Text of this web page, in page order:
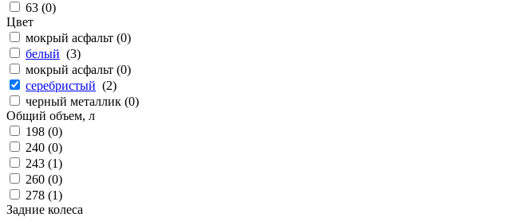
63 (0)
Цвет
мокрый асфальт (0)
белый (3)
мокрый асфальт (0)
серебристый (2)
черный металлик (0)
Общий объем, л
198 (0)
240 (0)
243 (1)
260 (0)
278 (1)
Задние колеса